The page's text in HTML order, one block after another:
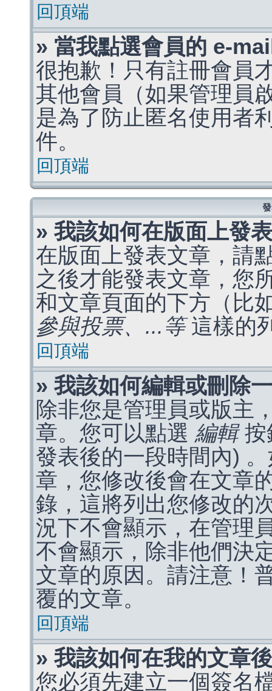
回頂端
» 當我點選會員的 e-
很抱歉！只有註冊會員
其他會員（如果管理員
是為了防止匿名使用者
件。
回頂端
» 我該如何在版面上發
在版面上發表文章，請
之後才能發表文章，您
和文章頁面的下方（比
參與投票、...等這樣的
回頂端
» 我該如何編輯或刪除
除非您是管理員或版主
章。您可以點選 編輯按
發表後的一段時間內)
章，您修改後會在文章
錄，這將列出您修改的
況下不會顯示，在管理
不會顯示，除非他們決
文章的原因。請注意！
覆的文章。
回頂端
» 我該如何在我的文章
您必須先建立一個簽名